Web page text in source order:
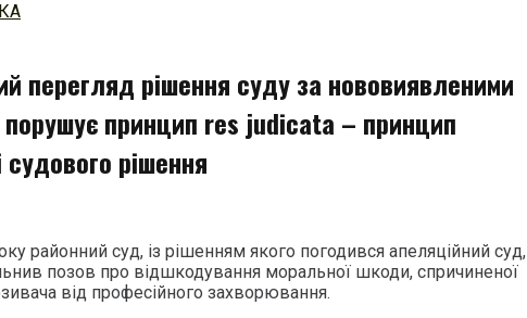
перегляд рішення суду за нововиявленими
порушує принцип res judicata – принцип
судового рішення
районний суд, із рішенням якого погодився апеляційний суд,
позов про відшкодування моральної шкоди, спричиненої
від професійного захворювання.